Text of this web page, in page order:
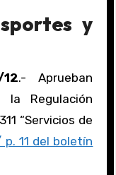
y
.- Aprueban
Regulación
“Servicios de
11 del boletín